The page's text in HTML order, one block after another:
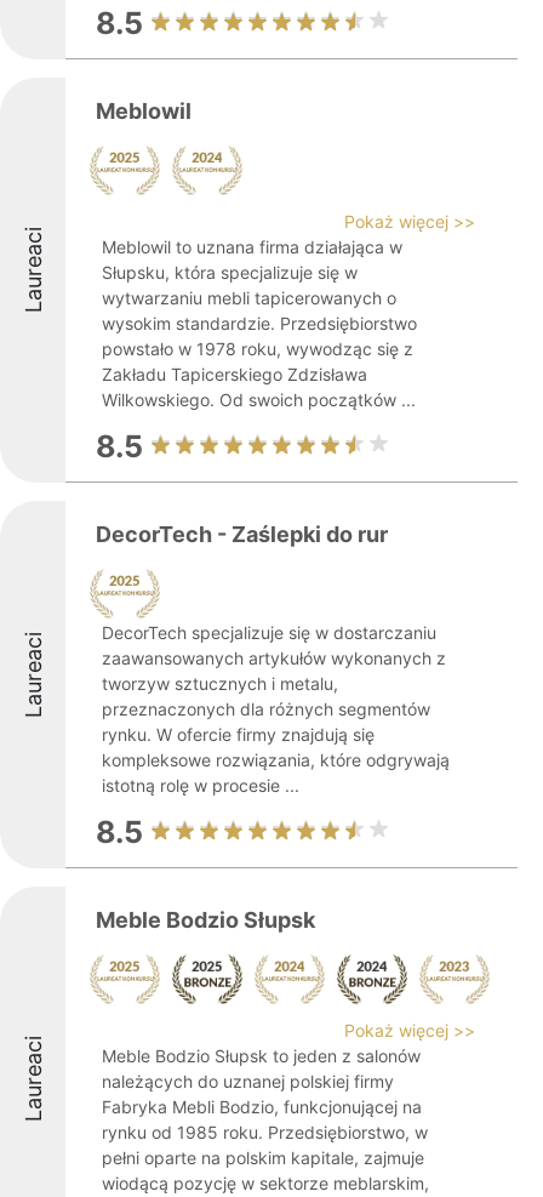
8.5
Laureaci
Meblowil
Pokaż więcej >>
Meblowil to uznana firma działająca w
Słupsku, która specjalizuje się w
wytwarzaniu mebli tapicerowanych o
wysokim standardzie. Przedsiębiorstwo
powstało w 1978 roku, wywodząc się z
Zakładu Tapicerskiego Zdzisława
Wilkowskiego. Od swoich początków ...
8.5
Laureaci
DecorTech - Zaślepki do rur
DecorTech specjalizuje się w dostarczaniu
zaawansowanych artykułów wykonanych z
tworzyw sztucznych i metalu,
przeznaczonych dla różnych segmentów
rynku. W ofercie firmy znajdują się
kompleksowe rozwiązania, które odgrywają
istotną rolę w procesie ...
8.5
Laureaci
Meble Bodzio Słupsk
Pokaż więcej >>
Meble Bodzio Słupsk to jeden z salonów
należących do uznanej polskiej firmy
Fabryka Mebli Bodzio, funkcjonującej na
rynku od 1985 roku. Przedsiębiorstwo, w
pełni oparte na polskim kapitale, zajmuje
wiodącą pozycję w sektorze meblarskim,